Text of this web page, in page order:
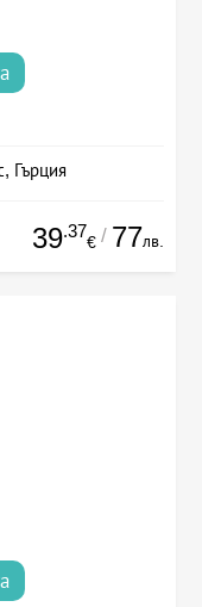
Гърция
39.37
€ / 77лв.